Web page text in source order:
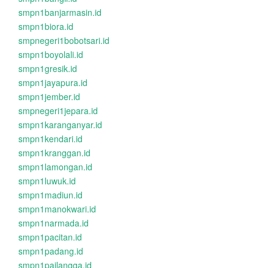
smpn1banjarmasin.id
smpn1biora.id
smpnegeri1bobotsari.id
smpn1boyolali.id
smpn1gresik.id
smpn1jayapura.id
smpn1jember.id
smpnegeri1jepara.id
smpn1karanganyar.id
smpn1kendari.id
smpn1kranggan.id
smpn1lamongan.id
smpn1luwuk.id
smpn1madiun.id
smpn1manokwari.id
smpn1narmada.id
smpn1pacitan.id
smpn1padang.id
smpn1pailangga.id